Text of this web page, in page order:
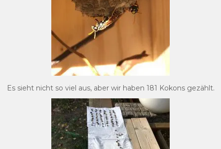
Es sieht nicht so viel aus, aber wir haben 181 Kokons gezählt.